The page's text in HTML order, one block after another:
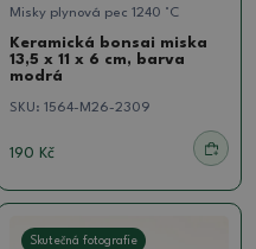
Misky plynová pec 1240 °C
Keramická bonsai miska
13,5 x 11 x 6 cm, barva
modrá
SKU: 1564-M26-2309
190 Kč
Skutečná fotografie